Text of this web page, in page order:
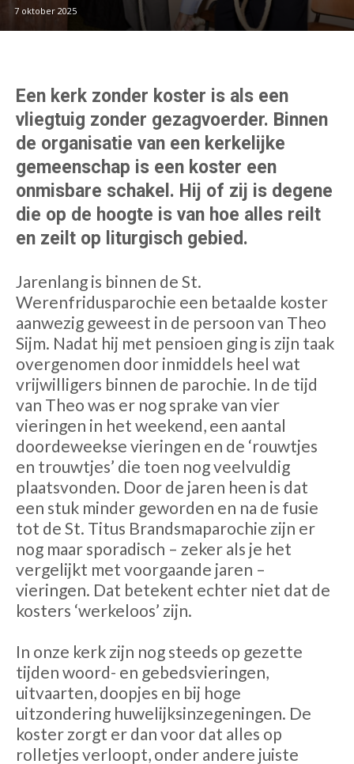
7 oktober 2025
Een kerk zonder koster is als een
vliegtuig zonder gezagvoerder. Binnen
de organisatie van een kerkelijke
gemeenschap is een koster een
onmisbare schakel. Hij of zij is degene
die op de hoogte is van hoe alles reilt
en zeilt op liturgisch gebied.
Jarenlang is binnen de St.
Werenfridusparochie een betaalde koster
aanwezig geweest in de persoon van Theo
Sijm. Nadat hij met pensioen ging is zijn taak
overgenomen door inmiddels heel wat
vrijwilligers binnen de parochie. In de tijd
van Theo was er nog sprake van vier
vieringen in het weekend, een aantal
doordeweekse vieringen en de ‘rouwtjes
en trouwtjes’ die toen nog veelvuldig
plaatsvonden. Door de jaren heen is dat
een stuk minder geworden en na de fusie
tot de St. Titus Brandsmaparochie zijn er
nog maar sporadisch – zeker als je het
vergelijkt met voorgaande jaren –
vieringen. Dat betekent echter niet dat de
kosters ‘werkeloos’ zijn.
In onze kerk zijn nog steeds op gezette
tijden woord- en gebedsvieringen,
uitvaarten, doopjes en bij hoge
uitzondering huwelijksinzegeningen. De
koster zorgt er dan voor dat alles op
rolletjes verloopt, onder andere juiste